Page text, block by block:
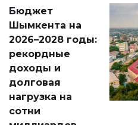
народу
Венесуэлы.
Бюджет
Шымкента на
2026–2028 годы:
рекордные
доходы и
долговая
нагрузка на
сотни